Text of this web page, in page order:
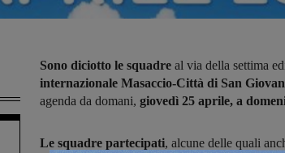
Sono diciotto le squadre al via della settima
internazionale Masaccio-Città di San
agenda da domani, giovedì 25 aprile, a
Le squadre partecipati, alcune delle quali